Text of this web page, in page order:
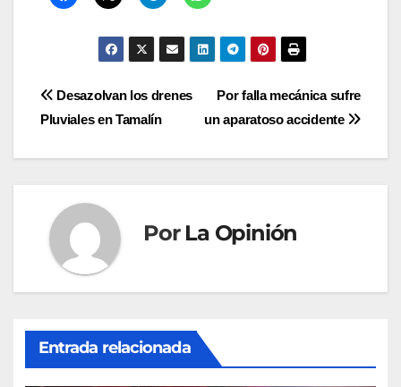
Navegación
Por falla mecánica sufre
un aparatoso accidente
Desazolvan los drenes
Pluviales en Tamalín
Por La Opinión
Entrada relacionada